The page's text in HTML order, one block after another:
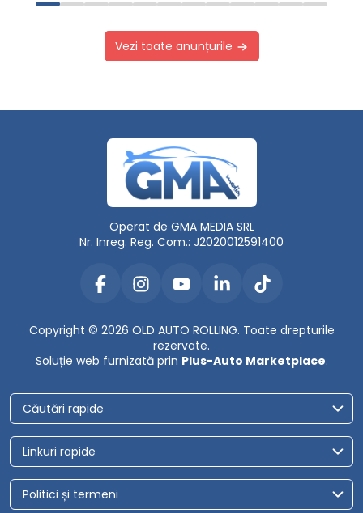
Vezi toate anunțurile
Operat de GMA MEDIA SRL
Nr. Inreg. Reg. Com.: J2020012591400
Copyright © 2026 OLD AUTO ROLLING. Toate drepturile
rezervate.
Soluție web furnizată prin Plus-Auto Marketplace.
Căutări rapide
Linkuri rapide
Politici și termeni